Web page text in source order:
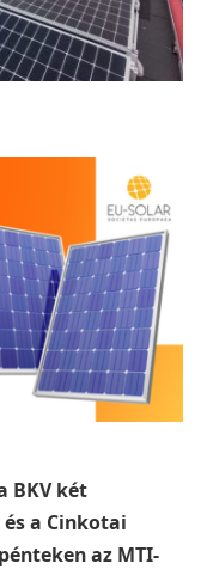
BKV két
a Cinkotai
az MTI-